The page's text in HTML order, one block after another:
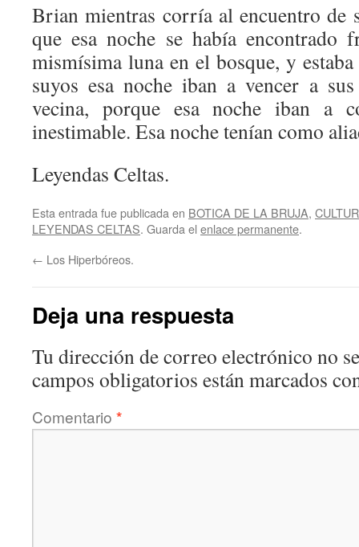
Brian mientras corría al encuentro de
que esa noche se había encontrado
mismísima luna en el bosque, y
suyos esa noche iban a vencer a
vecina, porque esa noche iban a
inestimable. Esa noche tenían como
Leyendas Celtas.
Esta entrada fue publicada en BOTICA DE LA BRUJA,
LEYENDAS CELTAS. Guarda el enlace permanente.
← Los Hiperbóreos.
Deja una respuesta
Tu dirección de correo electrónico no
campos obligatorios están marcados
Comentario *